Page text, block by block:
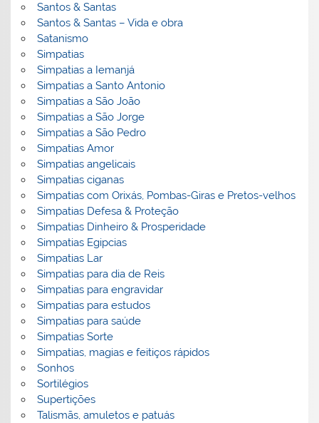
Santos & Santas
Santos & Santas – Vida e obra
Satanismo
Simpatias
Simpatias a Iemanjá
Simpatias a Santo Antonio
Simpatias a São João
Simpatias a São Jorge
Simpatias a São Pedro
Simpatias Amor
Simpatias angelicais
Simpatias ciganas
Simpatias com Orixás, Pombas-Giras e Pretos-velhos
Simpatias Defesa & Proteção
Simpatias Dinheiro & Prosperidade
Simpatias Egipcias
Simpatias Lar
Simpatias para dia de Reis
Simpatias para engravidar
Simpatias para estudos
Simpatias para saúde
Simpatias Sorte
Simpatias, magias e feitiços rápidos
Sonhos
Sortilégios
Supertições
Talismãs, amuletos e patuás